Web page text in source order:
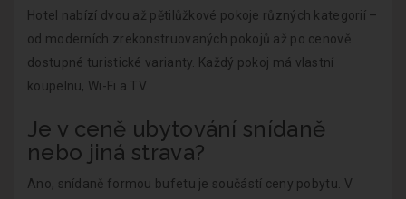
Hotel nabízí dvou až pětilůžkové pokoje různých kategorií –
od moderních zrekonstruovaných pokojů až po cenově
dostupné turistické varianty. Každý pokoj má vlastní
koupelnu, Wi-Fi a TV.
Je v ceně ubytování snídaně
nebo jiná strava?
Ano, snídaně formou bufetu je součástí ceny pobytu. V